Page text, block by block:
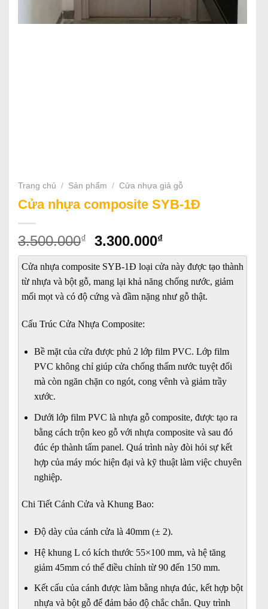
Trang chủ / Sản phẩm / Cửa nhựa giả gỗ
Cửa nhựa composite SYB-1Đ
3.500.000₫
Giá
gốc
là:
3.500.000₫.
3.300.000₫Giá
hiện
tại
là:
3.300.000₫.
Cửa nhựa composite SYB-1Đ loại cửa này được tạo thành
từ nhựa và bột gỗ, mang lại khả năng chống nước, giảm
mối mọt và có độ cứng và đầm nặng như gỗ thật.
Cấu Trúc Cửa Nhựa Composite:
Bề mặt của cửa được phủ 2 lớp film PVC. Lớp film
PVC không chỉ giúp cửa chống thấm nước tuyệt đối
mà còn ngăn chặn co ngót, cong vênh và giảm trầy
xước.
Dưới lớp film PVC là nhựa gỗ composite, được tạo ra
bằng cách trộn keo gỗ với nhựa composite và sau đó
đúc ép thành tấm panel. Quá trình này đòi hỏi sự kết
hợp của máy móc hiện đại và kỹ thuật làm việc chuyên
nghiệp.
Chi Tiết Cánh Cửa và Khung Bao:
Độ dày của cánh cửa là 40mm (± 2).
Hệ khung L có kích thước 55×100 mm, và hệ tăng
giảm 45mm có thể điều chỉnh từ 90 đến 150 mm.
Kết cấu của cánh được làm bằng nhựa đúc, kết hợp bột
nhựa và bột gỗ để đảm bảo độ chắc chắn. Quy trình